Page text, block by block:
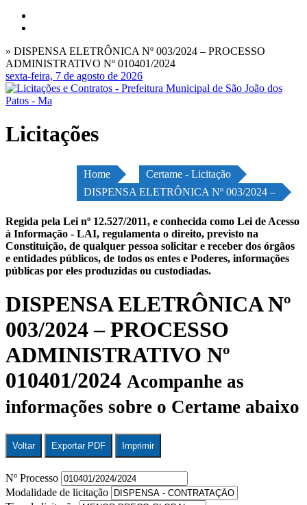
» DISPENSA ELETRÔNICA Nº 003/2024 – PROCESSO
ADMINISTRATIVO Nº 010401/2024
sexta-feira, 7 de agosto de 2026
Licitações
Home
Certame - Licitação
DISPENSA ELETRÔNICA Nº 003/2024 –
Regida pela Lei nº 12.527/2011, e conhecida como Lei de Acesso
à Informação - LAI, regulamenta o direito, previsto na
Constituição, de qualquer pessoa solicitar e receber dos órgãos
e entidades públicos, de todos os entes e Poderes, informações
públicas por eles produzidas ou custodiadas.
DISPENSA ELETRÔNICA Nº
003/2024 – PROCESSO
ADMINISTRATIVO Nº
010401/2024 Acompanhe as
informações sobre o Certame abaixo
Voltar Exportar PDF Imprimir
Nº Processo
Modalidade de licitação